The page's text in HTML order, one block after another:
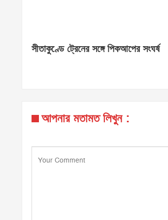
সীতাকুণ্ডে ট্রেনের সঙ্গে পিকআপের সংঘর্ষ
আপনার মতামত লিখুন :